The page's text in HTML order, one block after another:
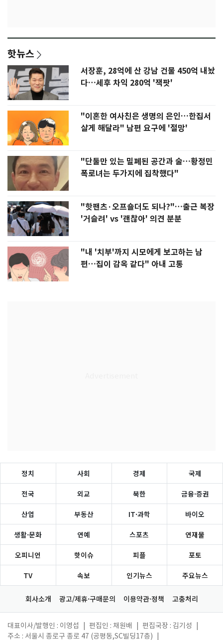
핫뉴스
서장훈, 28억에 산 강남 건물 450억 내놨
다…세후 차익 280억 '잭팟'
"이혼한 여사친은 생명의 은인…한집서
살게 해달라" 남편 요구에 '절망'
"단둘만 있는 밀폐된 공간과 술…황정민
폭로녀는 두가지에 집착했다"
"핫팬츠·오프숄더도 되나?"…출근 복장
'거슬려' vs '괜찮아' 의견 분분
"내 '치부'까지 시모에게 보고하는 남
편…집이 감옥 같다" 아내 고통
정치 사회 경제 국제
전국 외교 북한 금융·증권
산업 부동산 IT·과학 바이오
생활·문화 연예 스포츠 연재물
오피니언 핫이슈 피플 포토
TV 속보 인기뉴스 주요뉴스
회사소개 광고/제휴·구매문의 이용약관·정책 고충처리
대표이사/발행인 : 이영섭 편집인 : 채원배 편집국장 : 김기성
주소 : 서울시 종로구 종로 47 (공평동,SC빌딩17층)